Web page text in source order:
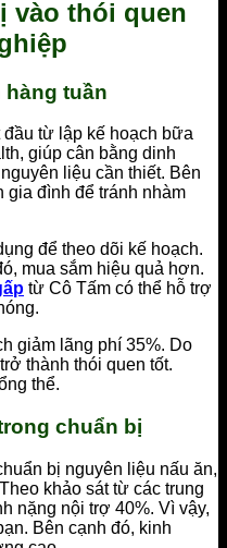
vào thói quen
hàng tuần
từ lập kế hoạch bữa
giúp cân bằng dinh
liệu cần thiết. Bên
gia đình để tránh nhàm
để theo dõi kế hoạch.
mua sắm hiệu quả hơn.
từ Cô Tấm có thể hỗ trợ
giảm lãng phí 35%. Do
thành thói quen tốt.
thể.
chuẩn bị
bị nguyên liệu nấu ăn,
khảo sát từ các trung
nặng nội trợ 40%. Vì vậy,
Bên cạnh đó, kinh